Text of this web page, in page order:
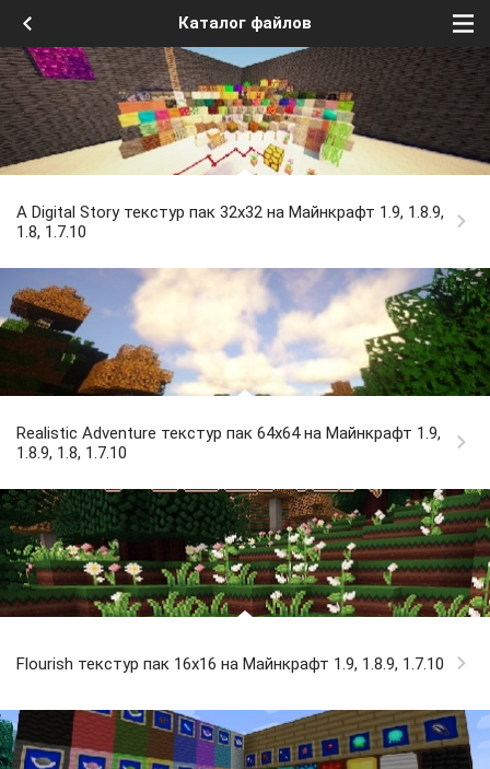
Каталог файлов
A Digital Story текстур пак 32x32 на Майнкрафт 1.9, 1.8.9,
1.8, 1.7.10
Realistic Adventure текстур пак 64x64 на Майнкрафт 1.9,
1.8.9, 1.8, 1.7.10
Flourish текстур пак 16x16 на Майнкрафт 1.9, 1.8.9, 1.7.10